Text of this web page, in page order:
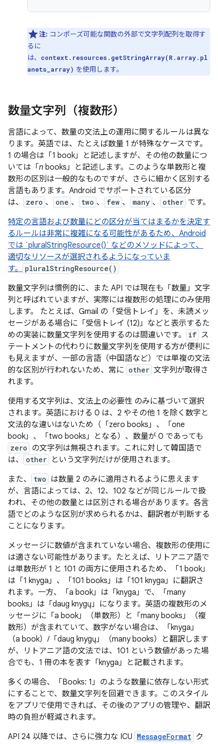
注: コンポーズ可能な関数の外部で文字列配列を取得す
るに
は、
context.resources.getStringArray(R.array.pl
anets_array) を使用します。
数量文字列（複数形）
言語によって、数量の文法上の運用に関するルールは異な
ります。英語では、たとえば数量 1 が特殊なケースです。
1 の場合は「1 book」と記述しますが、その他の数量につ
いては「 n books」と記述します。このような単数形と複
数形の区別は一般的なものですが、さらに細かく区別する
言語もあります。Android でサポートされている区分
は、
zero 、 one 、 two 、 few 、 many 、 other です。
特定の言語および数量にどの区分が当てはまるかを決定す
るルールは非常に複雑になる可能性があるため、Android
では `pluralStringResource()` などのメソッドによって、
適切なリソースが選択されるようになっていま
す。
pluralStringResource()
数量文字列は慣例的に、また API では現在も「数量」文字
列と呼ばれていますが、実際には複数形の処理にのみ使用
します。 たとえば、Gmail の「受信トレイ」を、未読メッ
セージがある場合に「受信トレイ (12)」などと表示するた
めの実装に数量文字列を使用するのは間違いです。
if ス
テートメントの代わりに数量文字列を使用する方が便利に
も見えますが、一部の言語（中国語など）では単複の文法
的な区別が行われないため、常に other 文字列が取得さ
れます。
使用する文字列は、文法上の必要性 のみに基づいて選択
されます。英語における 0 は、2 やその他 1 を除く数字と
文法的な違いはないため（「zero books」、「one
book」、「two books」となる）、数量が 0 であっても
zero の文字列は無視されます。これに対して韓国語で
は、
other
という文字列だけが使用されます。
また、
two は数量 2 のみに適用されるように思えます
が、言語によっては、2、12、102 などが同じルールで扱
われ、その他の数量とは区別される場合があります。各言
語でどのような区別が求められるかは、翻訳者が判断する
ことになります。
メッセージに数値が含まれていない場合、複数形の使用に
は適さない可能性があります。たとえば、リトアニア語で
は単数形が 1 と 101 の両方に使用されるため、「1 book」
は「1 knyga」、「101 books」は「101 knyga」に翻訳さ
れます。一方、「a book」は「knyga」で、「many
books」は「daug knygų」になります。英語の複数形のメ
ッセージに「a book」（単数形）と「many books」（複
数形）が含まれていて、数字がない場合は、「knyga」
（a book）/「daug knygų」（many books）と翻訳します
が、リトアニア語の文法では、101 という数値があった場
合でも、1 冊の本を表す「knyga」と記載されます。
多くの場合、「Books: 1」のような数量に依存しない形式
にすることで、数量文字列を回避できます。このスタイル
をアプリで使用できれば、その後のアプリの管理や、翻訳
時の負担が軽減されます。
API 24 以降では、さらに強力な ICU MessageFormat ク